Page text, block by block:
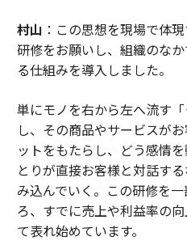
村山 ：この思想を現場で体
研修をお願いし、組織のな
る仕組みを導入しました。
単にモノを右から左へ流す
し、その商品やサービスが
ットをもたらし、どう感情
とりが直接お客様と対話す
み込んでいく。この研修を
ろ、すでに売上や利益率の
て表れ始めています。